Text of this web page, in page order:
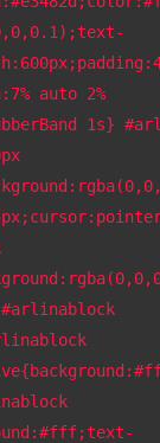
auto 2%
1s}